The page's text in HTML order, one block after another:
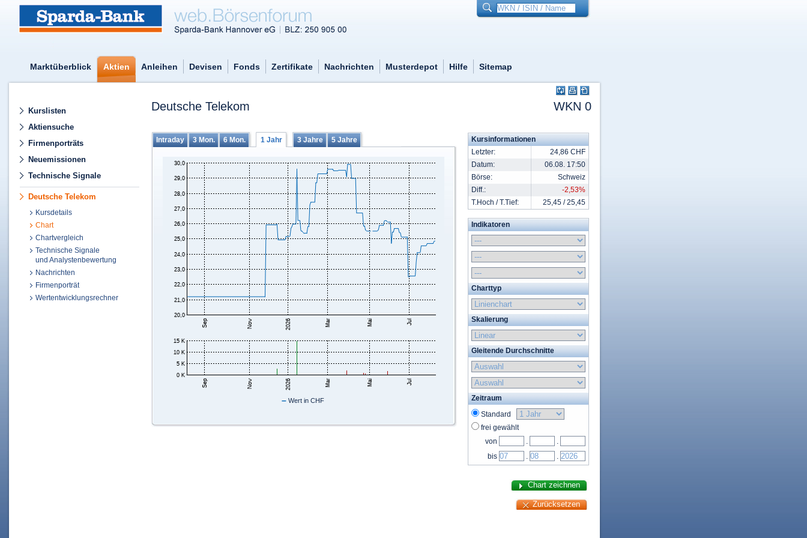
Marktüberblick Aktien Anleihen Devisen Fonds Zertifikate Nachrichten Musterdepot Hilfe Sitemap
Kurslisten
Aktiensuche
Firmenporträts
Neuemissionen
Technische Signale
Deutsche Telekom
Kursdetails
Chart
Chartvergleich
Technische Signale
und Analystenbewertung
Nachrichten
Firmenporträt
Wertentwicklungsrechner
WKN 0
Deutsche Telekom
Intraday 3 Mon. 6 Mon. 1 Jahr 3 Jahre 5 Jahre
–Wert in CHF
Kursinformationen
Letzter:
24,86 CHF
Datum:
06.08. 17:50
Börse:
Schweiz
Diff.:
-2,53%
T.Hoch / T.Tief:
25,45 / 25,45
Indikatoren
Charttyp
Skalierung
Gleitende Durchschnitte
Zeitraum
Standard
frei gewählt
von
.
.
bis
. .